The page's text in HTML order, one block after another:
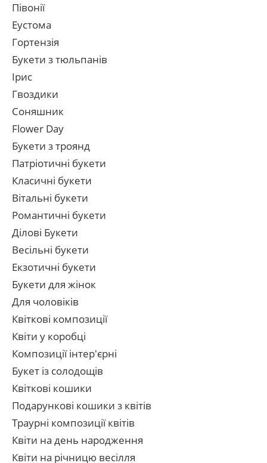
Півонії
Еустома
Гортензія
Букети з тюльпанів
Ірис
Гвоздики
Соняшник
Flower Day
Букети з троянд
Патріотичні букети
Класичні букети
Вітальні букети
Романтичні букети
Ділові Букети
Весільні букети
Екзотичні букети
Букети для жінок
Для чоловіків
Квіткові композиції
Квіти у коробці
Композиції інтер'єрні
Букет із солодощів
Квіткові кошики
Подарункові кошики з квітів
Траурні композиції квітів
Квіти на день народження
Квіти на річницю весілля